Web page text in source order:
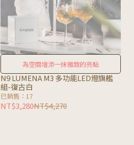
為空間增添一抹雅致的亮點
N9 LUMENA M3 多功能LED燈旗艦
組-復古白
已銷售：17
NT$3,280NT$4,270